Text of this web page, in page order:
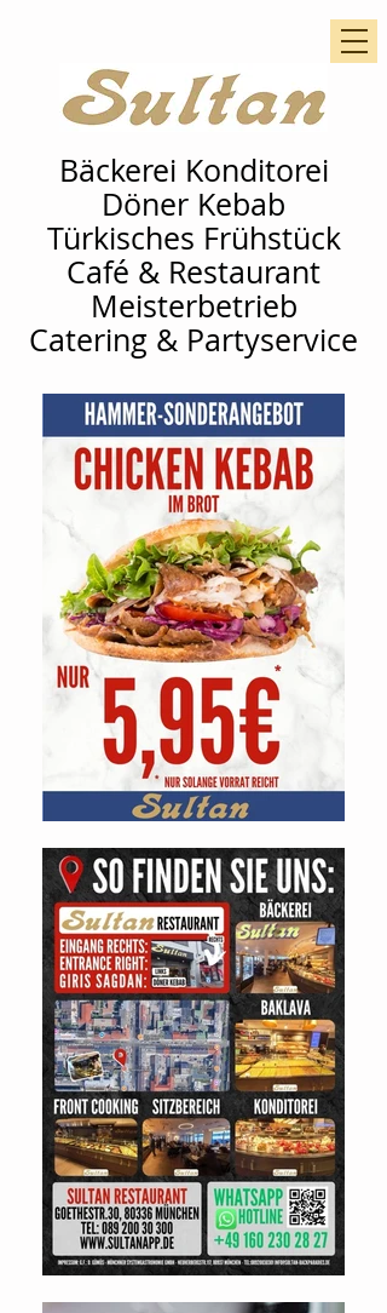
Bäckerei Konditorei
Döner Kebab
Türkisches Frühstück
Café & Restaurant
Meisterbetrieb
Catering & Partyservice